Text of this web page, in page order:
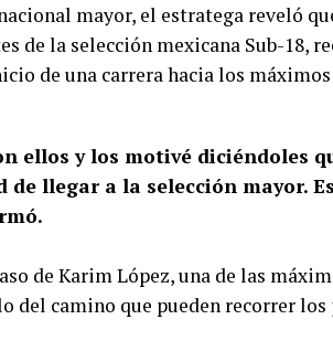
mayor, el estratega reveló
de la selección mexicana Sub-18,
de una carrera hacia los
ellos y los motivé diciéndoles
llegar a la selección mayor.
de Karim López, una de las
del camino que pueden recorrer los